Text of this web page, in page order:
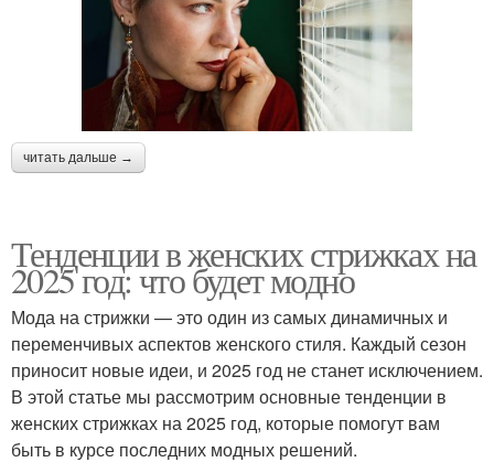
читать дальше →
Тенденции в женских стрижках на
2025 год: что будет модно
Мода на стрижки — это один из самых динамичных и
переменчивых аспектов женского стиля. Каждый сезон
приносит новые идеи, и 2025 год не станет исключением.
В этой статье мы рассмотрим основные тенденции в
женских стрижках на 2025 год, которые помогут вам
быть в курсе последних модных решений.